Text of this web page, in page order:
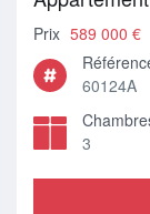
Prix 589 000 €
60124A
3